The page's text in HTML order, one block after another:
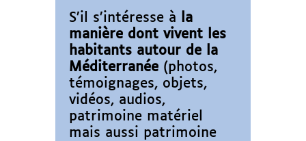
S’il s’intéresse à
la
manière dont vivent les
habitants autour de la
Méditerranée(photos,
témoignages, objets,
vidéos, audios,
patrimoine matériel
mais aussi patrimoine